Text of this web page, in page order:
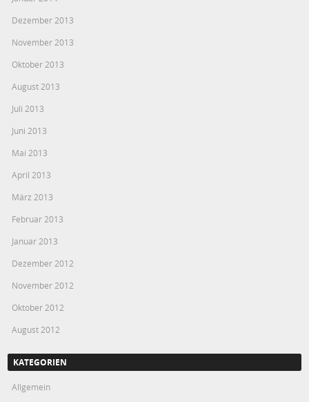
Dezember 2013
November 2013
Oktober 2013
August 2013
Juli 2013
Juni 2013
Mai 2013
April 2013
März 2013
Februar 2013
Januar 2013
Dezember 2012
November 2012
Oktober 2012
August 2012
KATEGORIEN
Allgemein